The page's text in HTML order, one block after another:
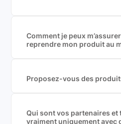
Comment je peux
reprendre mon produit au
garantir le meilleur prix de
sommes rémunéré à la
Proposez-vous des
produits officiels de grandes
reconditionné de haute
Qui sont vos partenaires
vraiment uniquement avec